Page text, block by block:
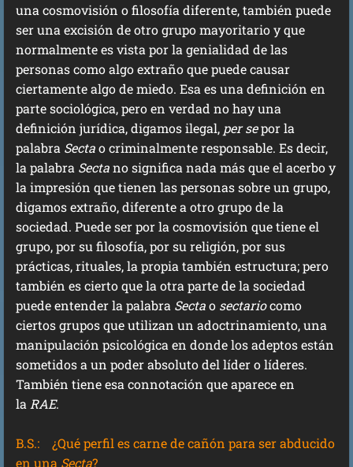
una cosmovisión o filosofía diferente, también puede
ser una excisión de otro grupo mayoritario y que
normalmente es vista por la genialidad de las
personas como algo extraño que puede causar
ciertamente algo de miedo. Esa es una definición en
parte sociológica, pero en verdad no hay una
definición jurídica, digamos ilegal, per sepor la
palabra Sectao criminalmente responsable. Es decir,
la palabra Sectano significa nada más que el acerbo y
la impresión que tienen las personas sobre un grupo,
digamos extraño, diferente a otro grupo de la
sociedad. Puede ser por la cosmovisión que tiene el
grupo, por su filosofía, por su religión, por sus
prácticas, rituales, la propia también estructura; pero
también es cierto que la otra parte de la sociedad
puede entender la palabra Sectao sectariocomo
ciertos grupos que utilizan un adoctrinamiento, una
manipulación psicológica en donde los adeptos están
sometidos a un poder absoluto del líder o líderes.
También tiene esa connotación que aparece en
la RAE.
B.S.: ¿Qué perfil es carne de cañón para ser abducido
en una Secta?